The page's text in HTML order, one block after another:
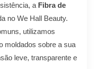
a Fibra de
no We Hall Beauty.
utilizamos
moldados sobre a sua
leve, transparente e